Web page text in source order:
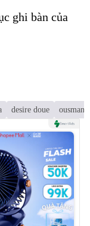
ghi bàn của
desire doue